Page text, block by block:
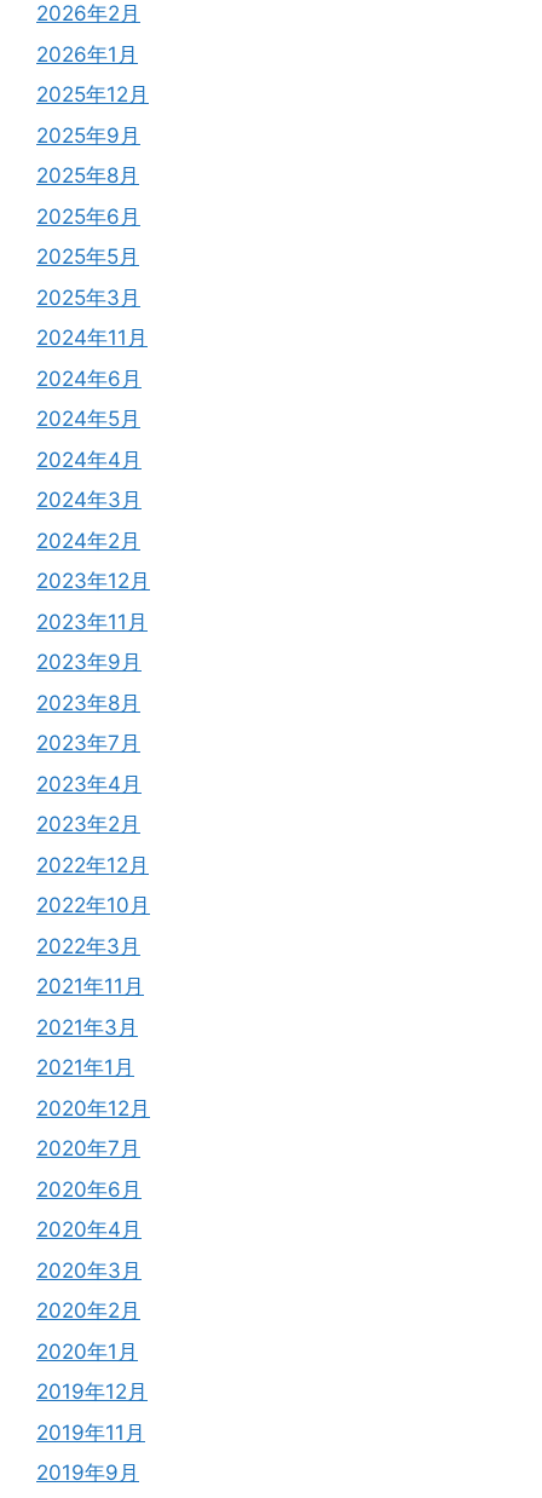
2026年2月
2026年1月
2025年12月
2025年9月
2025年8月
2025年6月
2025年5月
2025年3月
2024年11月
2024年6月
2024年5月
2024年4月
2024年3月
2024年2月
2023年12月
2023年11月
2023年9月
2023年8月
2023年7月
2023年4月
2023年2月
2022年12月
2022年10月
2022年3月
2021年11月
2021年3月
2021年1月
2020年12月
2020年7月
2020年6月
2020年4月
2020年3月
2020年2月
2020年1月
2019年12月
2019年11月
2019年9月